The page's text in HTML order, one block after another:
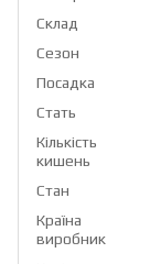
Склад
Сезон
Посадка
Стать
Кількість
кишень
Стан
Країна
виробник